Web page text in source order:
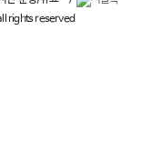
rights reserved